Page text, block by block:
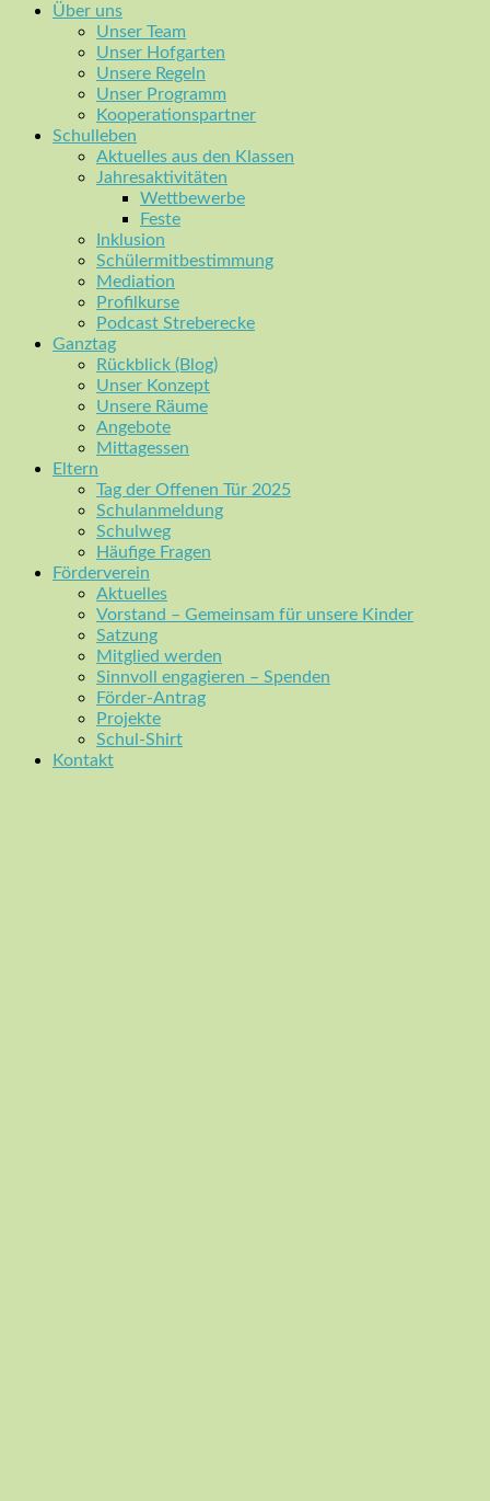
Über uns
Unser Team
Unser Hofgarten
Unsere Regeln
Unser Programm
Kooperationspartner
Schulleben
Aktuelles aus den Klassen
Jahresaktivitäten
Wettbewerbe
Feste
Inklusion
Schülermitbestimmung
Mediation
Profilkurse
Podcast Streberecke
Ganztag
Rückblick (Blog)
Unser Konzept
Unsere Räume
Angebote
Mittagessen
Eltern
Tag der Offenen Tür 2025
Schulanmeldung
Schulweg
Häufige Fragen
Förderverein
Aktuelles
Vorstand – Gemeinsam für unsere Kinder
Satzung
Mitglied werden
Sinnvoll engagieren – Spenden
Förder-Antrag
Projekte
Schul-Shirt
Kontakt